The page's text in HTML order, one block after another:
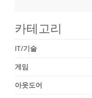
카테고리
IT/기술
게임
아웃도어